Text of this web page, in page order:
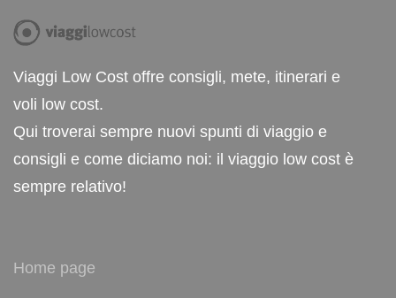
Viaggi Low Cost offre consigli, mete, itinerari e
voli low cost.
Qui troverai sempre nuovi spunti di viaggio e
consigli e come diciamo noi: il viaggio low cost è
sempre relativo!
Home page